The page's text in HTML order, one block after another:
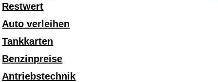
Restwert
Auto verleihen
Tankkarten
Benzinpreise
Antriebstechnik